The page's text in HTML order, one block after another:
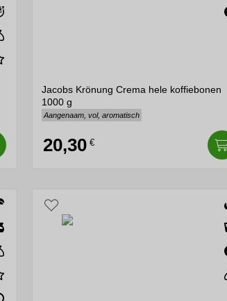
Jacobs Krönung Crema hele koffiebonen
1000 g
Aangenaam, vol, aromatisch
20,30 €